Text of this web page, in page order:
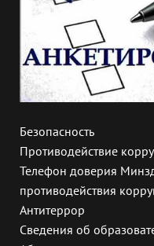
Безопасность
Противодействие
Телефон доверия
противодействия
Антитеррор
Сведения об